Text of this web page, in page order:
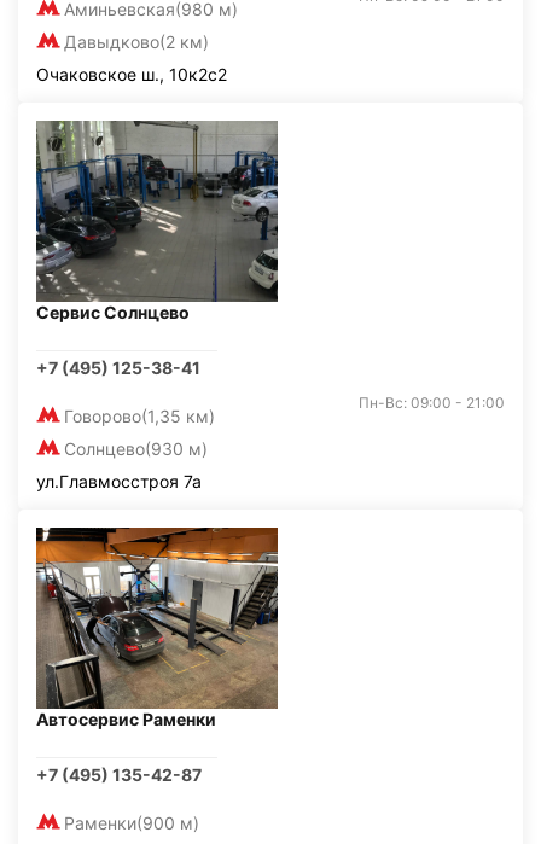
Аминьевская(980 м)
Давыдково(2 км)
Очаковское ш., 10к2с2
Сервис Солнцево
+7 (495) 125-38-41
Говорово(1,35 км)
Солнцево(930 м)
Пн-Вс: 09:00 - 21:00
ул.Главмосстроя 7а
Автосервис Раменки
+7 (495) 135-42-87
Раменки(900 м)